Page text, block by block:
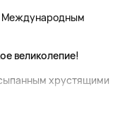
Международным
великолепие!
хрустящими